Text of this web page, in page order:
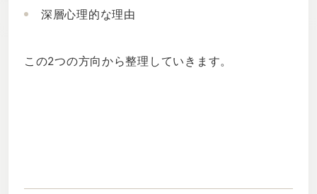
深層心理的な理由
この2つの方向から整理していきます。